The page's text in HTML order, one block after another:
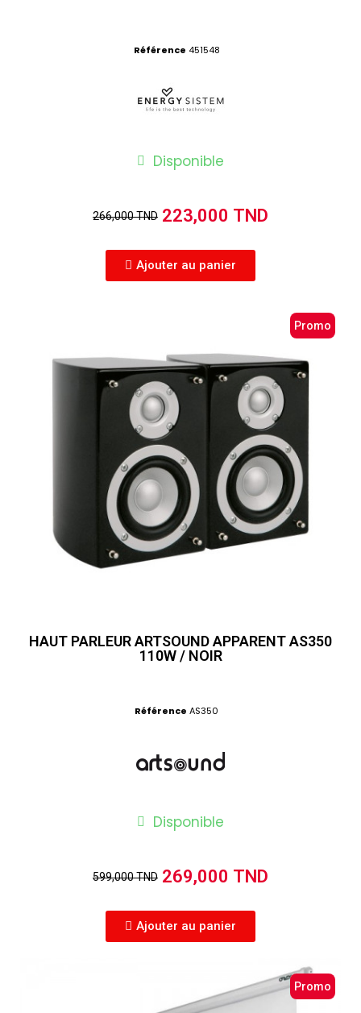
Référence 451548
Disponible
266,000 TND 223,000 TND
Ajouter au panier
Promo
HAUT PARLEUR ARTSOUND APPARENT AS350
110W / NOIR
Référence AS350
Disponible
599,000 TND 269,000 TND
Ajouter au panier
Promo